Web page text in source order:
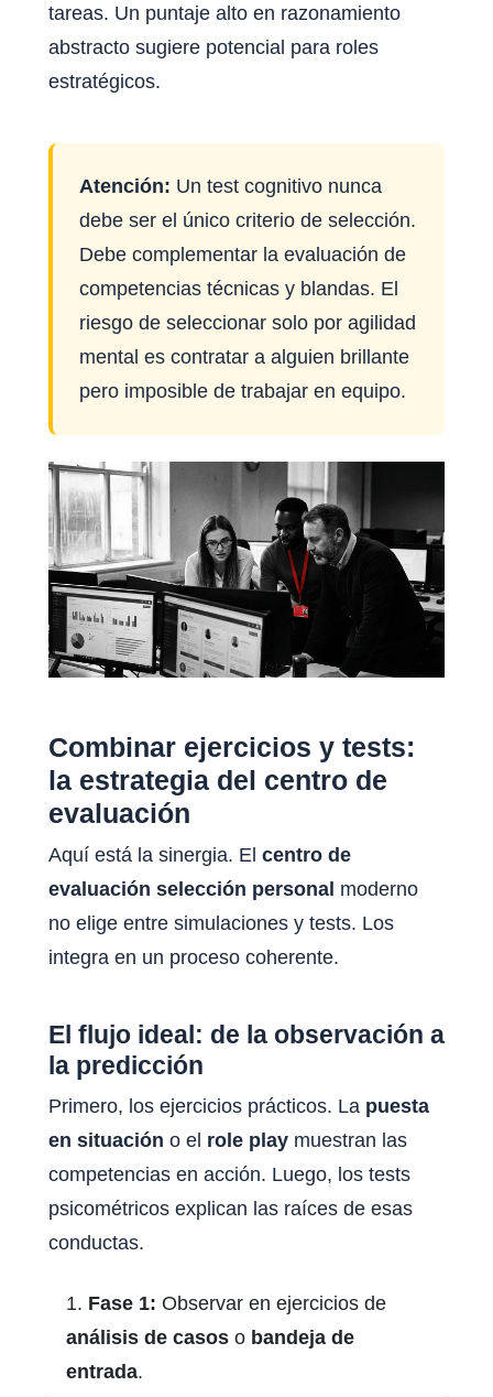
tareas. Un puntaje alto en razonamiento
abstracto sugiere potencial para roles
estratégicos.
Atención: Un test cognitivo nunca
debe ser el único criterio de selección.
Debe complementar la evaluación de
competencias técnicas y blandas. El
riesgo de seleccionar solo por agilidad
mental es contratar a alguien brillante
pero imposible de trabajar en equipo.
Combinar ejercicios y tests:
la estrategia del centro de
evaluación
Aquí está la sinergia. El centro de
evaluación selección personal moderno
no elige entre simulaciones y tests. Los
integra en un proceso coherente.
El flujo ideal: de la observación a
la predicción
Primero, los ejercicios prácticos. La puesta
en situación o el role play muestran las
competencias en acción. Luego, los tests
psicométricos explican las raíces de esas
conductas.
Fase 1: Observar en ejercicios de
análisis de casos o bandeja de
entrada.